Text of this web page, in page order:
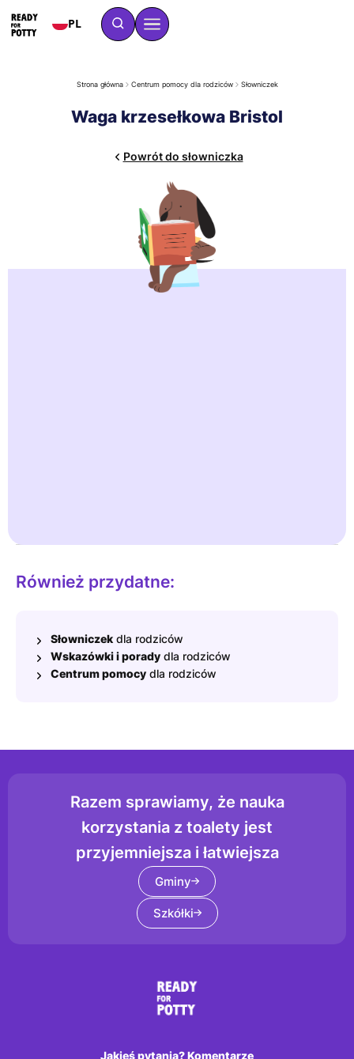
PL
Strona główna Centrum pomocy dla rodziców Słowniczek
Waga krzesełkowa Bristol
Powrót do słowniczka
Również przydatne:
Słowniczek dla rodziców
Wskazówki i porady dla rodziców
Centrum pomocy dla rodziców
Razem sprawiamy, że nauka
korzystania z toalety jest
przyjemniejsza i łatwiejsza
Gminy
Szkółki
Jakieś pytania? Komentarze